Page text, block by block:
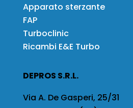
Apparato sterzante
FAP
Turboclinic
Ricambi E&E Turbo
DEPROS S.R.L.
Via A. De Gasperi, 25/31